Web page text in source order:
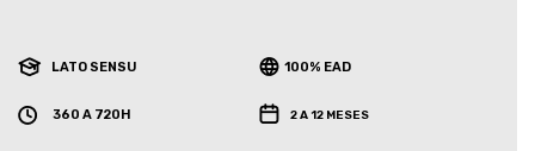
LATO SENSU 100% EAD
360 A 720H 2 A 12 MESES